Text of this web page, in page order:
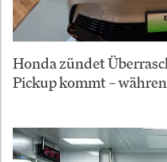
Honda zündet
Pickup kommt –